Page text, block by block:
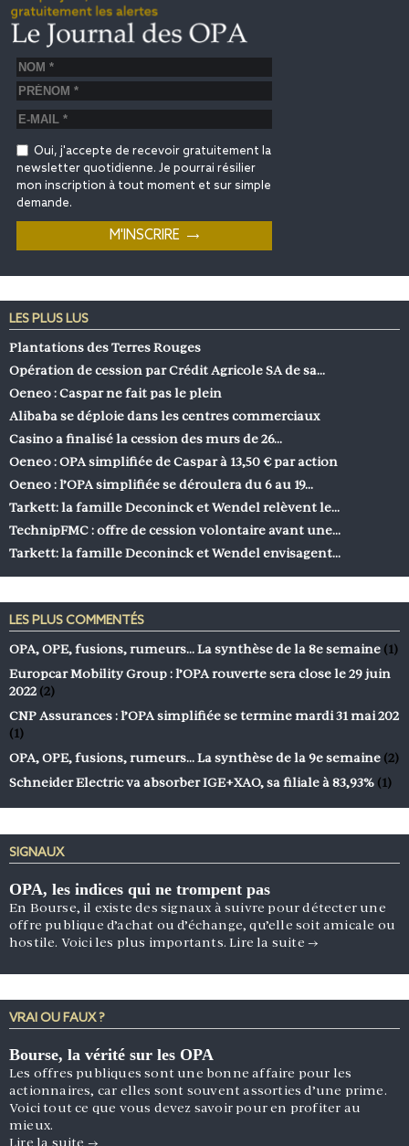
Oui, j'accepte de recevoir gratuitement la
newsletter quotidienne. Je pourrai résilier
mon inscription à tout moment et sur simple
demande.
LES PLUS LUS
Plantations des Terres Rouges
Opération de cession par Crédit Agricole SA de sa…
Oeneo : Caspar ne fait pas le plein
Alibaba se déploie dans les centres commerciaux
Casino a finalisé la cession des murs de 26…
Oeneo : OPA simplifiée de Caspar à 13,50 € par action
Oeneo : l’OPA simplifiée se déroulera du 6 au 19…
Tarkett: la famille Deconinck et Wendel relèvent le…
TechnipFMC : offre de cession volontaire avant une…
Tarkett: la famille Deconinck et Wendel envisagent…
LES PLUS COMMENTÉS
OPA, OPE, fusions, rumeurs… La synthèse de la 8e semaine (1)
Europcar Mobility Group : l’OPA rouverte sera close le 29 juin
2022 (2)
CNP Assurances : l’OPA simplifiée se termine mardi 31 mai 202
(1)
OPA, OPE, fusions, rumeurs… La synthèse de la 9e semaine (2)
Schneider Electric va absorber IGE+XAO, sa filiale à 83,93% (1)
SIGNAUX
OPA, les indices qui ne trompent pas
En Bourse, il existe des signaux à suivre pour détecter une
offre publique d’achat ou d’échange, qu’elle soit amicale ou
hostile. Voici les plus importants.Lire la suite →
VRAI OU FAUX ?
Bourse, la vérité sur les OPA
Les offres publiques sont une bonne affaire pour les
actionnaires, car elles sont souvent assorties d’une prime.
Voici tout ce que vous devez savoir pour en profiter au
mieux.
Lire la suite →